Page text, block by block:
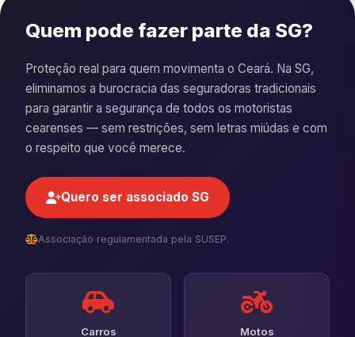
Quem pode fazer parte da SG?
Proteção real para quem movimenta o Ceará. Na SG,
eliminamos a burocracia das seguradoras tradicionais
para garantir a segurança de todos os motoristas
cearenses — sem restrições, sem letras miúdas e com
o respeito que você merece.
Quero ser associado SG
Associação regulamentada pela SUSEP.
Carros Motos